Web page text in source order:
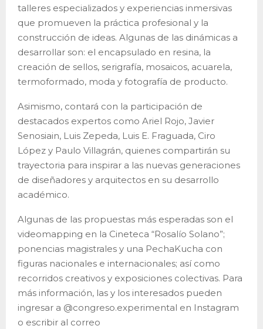
talleres especializados y experiencias inmersivas
que promueven la práctica profesional y la
construcción de ideas. Algunas de las dinámicas a
desarrollar son: el encapsulado en resina, la
creación de sellos, serigrafía, mosaicos, acuarela,
termoformado, moda y fotografía de producto.
Asimismo, contará con la participación de
destacados expertos como Ariel Rojo, Javier
Senosiain, Luis Zepeda, Luis E. Fraguada, Ciro
López y Paulo Villagrán, quienes compartirán su
trayectoria para inspirar a las nuevas generaciones
de diseñadores y arquitectos en su desarrollo
académico.
Algunas de las propuestas más esperadas son el
videomapping en la Cineteca “Rosalío Solano”;
ponencias magistrales y una PechaKucha con
figuras nacionales e internacionales; así como
recorridos creativos y exposiciones colectivas. Para
más información, las y los interesados pueden
ingresar a @congreso.experimental en Instagram
o escribir al correo